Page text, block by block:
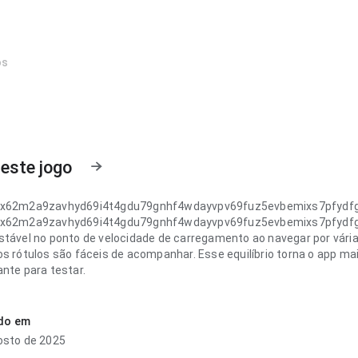
jogo
no ponto de velocidade de carregamento ao navegar por
rótulos são fáceis de acompanhar. Esse equilíbrio torna o app
para testar.
no ponto de velocidade de carregamento ao voltar para a
a estrutura deixa claro o próximo passo. Isso passa mais
ao usuário.
em
de 2025